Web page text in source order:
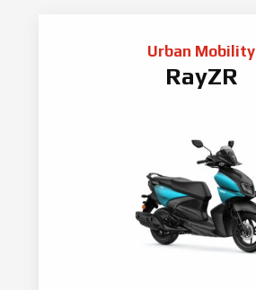
Urban Mobility
RayZR